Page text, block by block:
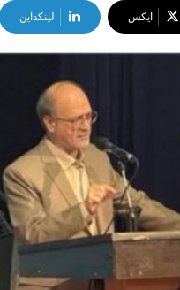
ایکس لینکداین